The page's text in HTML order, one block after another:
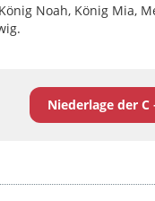
Noah, König Mia,
Niederlage der C